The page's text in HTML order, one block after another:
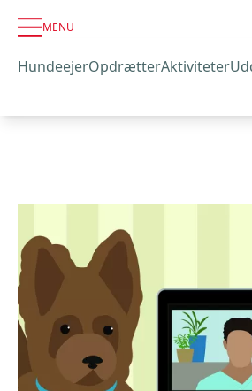
MENU
HundeejerOpdrætterAktiviteter